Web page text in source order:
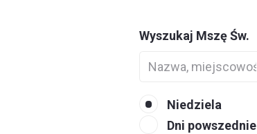
Wyszukaj Mszę Św.
Niedziela
Dni powszednie